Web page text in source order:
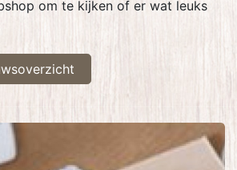
om te kijken of er wat leuks